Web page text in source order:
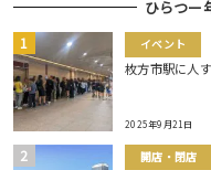
ひらつー
イベント
枚方市駅に人
2025年9月21日
開店・閉店